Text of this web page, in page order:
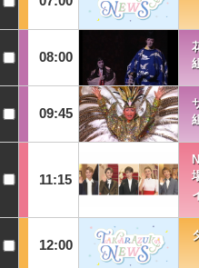
08:00
09:45
11:15
12:00